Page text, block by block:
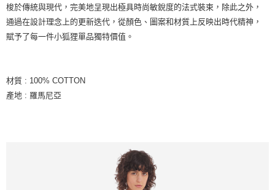
梭於傳統與現代，完美地呈現出極具時尚敏銳度的法式裝束，除此之外，
通過在設計理念上的更新迭代，從顏色、圖案和材質上反映出時代精神，
賦予了每一件小狐狸單品獨特價值。
材質 : 100% COTTON
產地 : 羅馬尼亞